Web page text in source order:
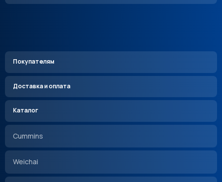
Покупателям
Доставка и оплата
Каталог
Cummins
Weichai